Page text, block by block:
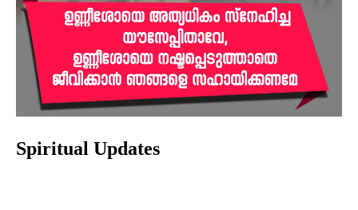
Spiritual Updates